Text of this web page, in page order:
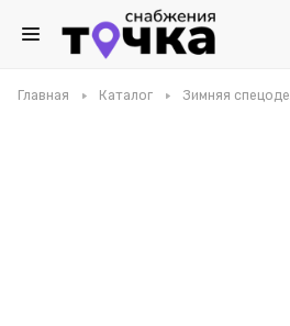
Главная Каталог Зимняя